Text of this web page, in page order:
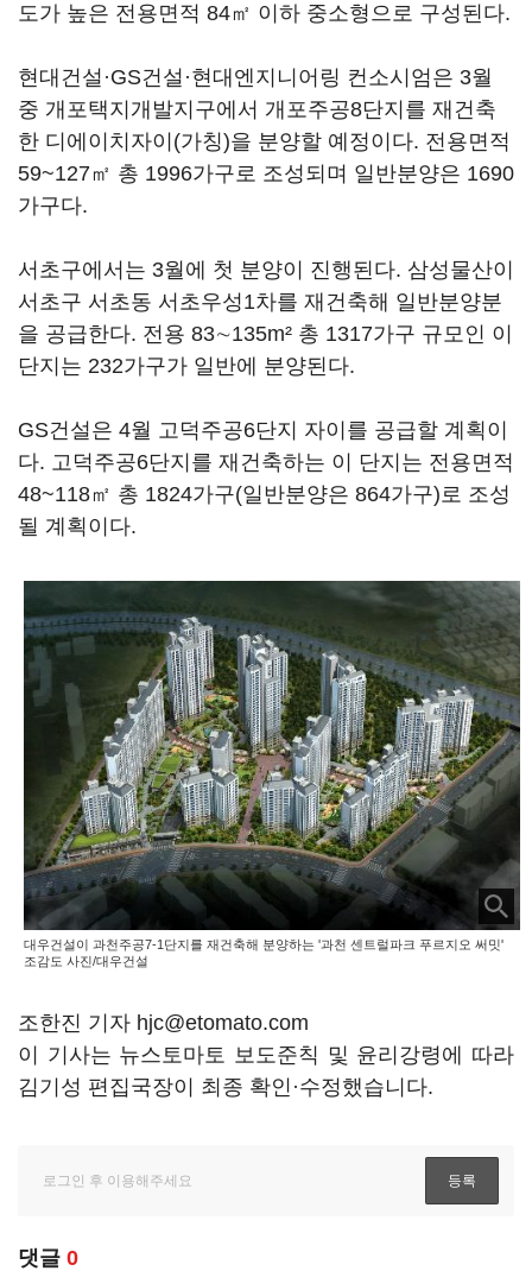
도가 높은 전용면적 84㎡ 이하 중소형으로 구성된다.
현대건설·GS건설·현대엔지니어링 컨소시엄은 3월
중 개포택지개발지구에서 개포주공8단지를 재건축
한 디에이치자이(가칭)을 분양할 예정이다. 전용면적
59~127㎡ 총 1996가구로 조성되며 일반분양은 1690
가구다.
서초구에서는 3월에 첫 분양이 진행된다. 삼성물산이
서초구 서초동 서초우성1차를 재건축해 일반분양분
을 공급한다. 전용 83∼135m² 총 1317가구 규모인 이
단지는 232가구가 일반에 분양된다.
GS건설은 4월 고덕주공6단지 자이를 공급할 계획이
다. 고덕주공6단지를 재건축하는 이 단지는 전용면적
48~118㎡ 총 1824가구(일반분양은 864가구)로 조성
될 계획이다.
대우건설이 과천주공7-1단지를 재건축해 분양하는 '과천 센트럴파크 푸르지오 써밋'
조감도 사진/대우건설
조한진 기자 hjc@etomato.com
이 기사는 뉴스토마토 보도준칙 및 윤리강령에 따라
김기성 편집국장이 최종 확인·수정했습니다.
댓글 0